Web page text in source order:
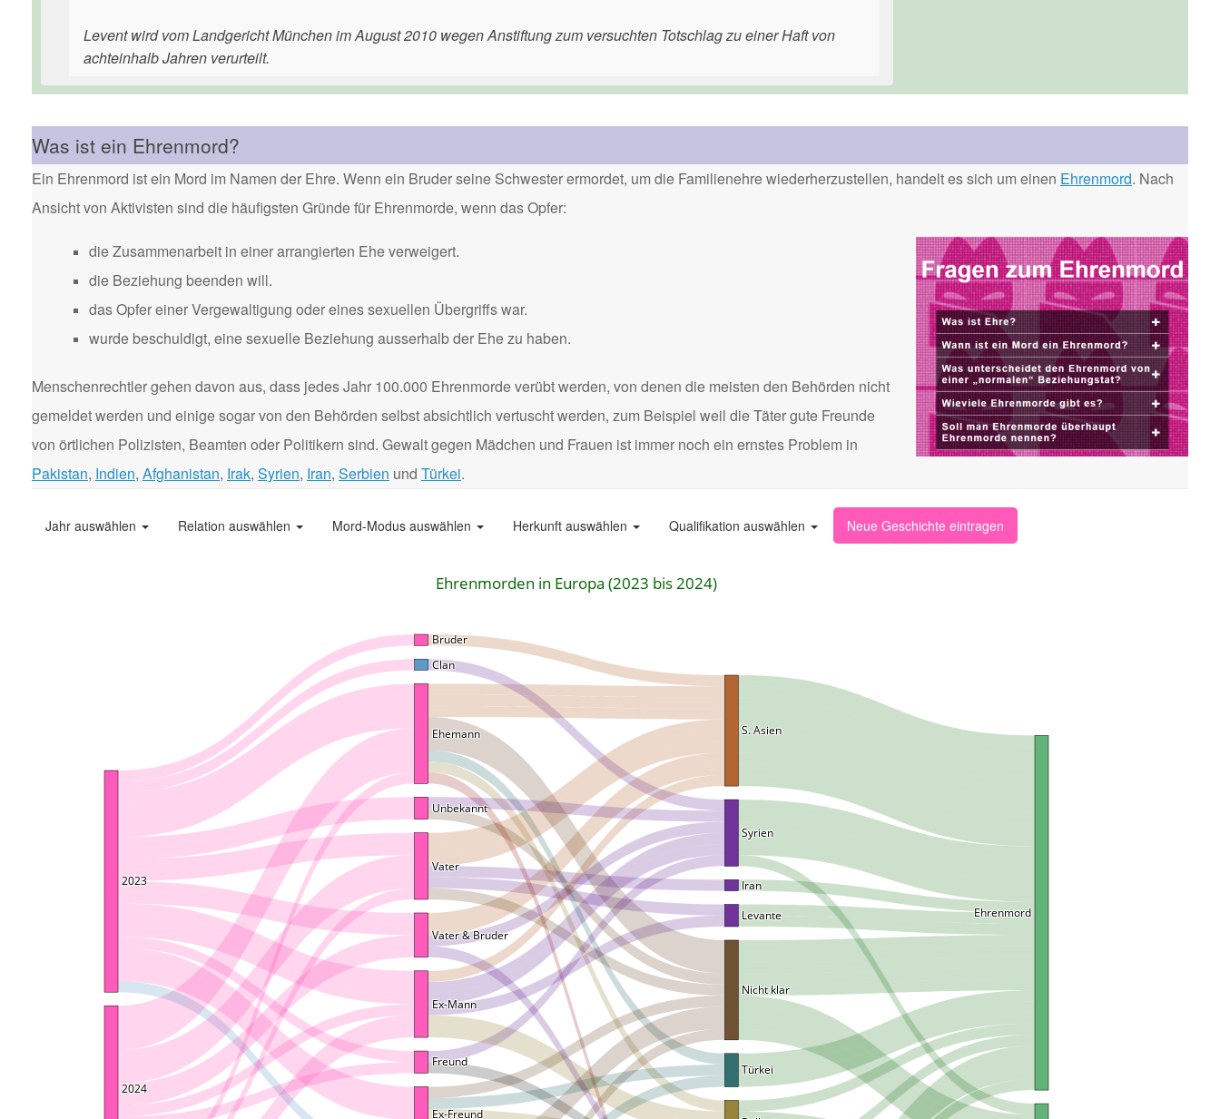
Levent wird vom Landgericht München im August 2010 wegen Anstiftung zum versuchten Totschlag zu einer Haft von
achteinhalb Jahren verurteilt.
Was ist ein Ehrenmord?
Ein Ehrenmord ist ein Mord im Namen der Ehre. Wenn ein Bruder seine Schwester ermordet, um die Familienehre wiederherzustellen, handelt es sich um einen Ehrenmord. Nach
Ansicht von Aktivisten sind die häufigsten Gründe für Ehrenmorde, wenn das Opfer:
die Zusammenarbeit in einer arrangierten Ehe verweigert.
die Beziehung beenden will.
das Opfer einer Vergewaltigung oder eines sexuellen Übergriffs war.
wurde beschuldigt, eine sexuelle Beziehung ausserhalb der Ehe zu haben.
Menschenrechtler gehen davon aus, dass jedes Jahr 100.000 Ehrenmorde verübt werden, von denen die meisten den Behörden nicht
gemeldet werden und einige sogar von den Behörden selbst absichtlich vertuscht werden, zum Beispiel weil die Täter gute Freunde
von örtlichen Polizisten, Beamten oder Politikern sind. Gewalt gegen Mädchen und Frauen ist immer noch ein ernstes Problem in
Pakistan, Indien, Afghanistan, Irak, Syrien, Iran, Serbien und Türkei.